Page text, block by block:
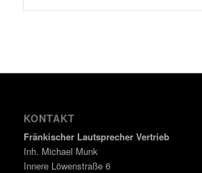
KONTAKT
Fränkischer Lautsprecher Vertrieb
Inh. Michael Munk
Innere Löwenstraße 6